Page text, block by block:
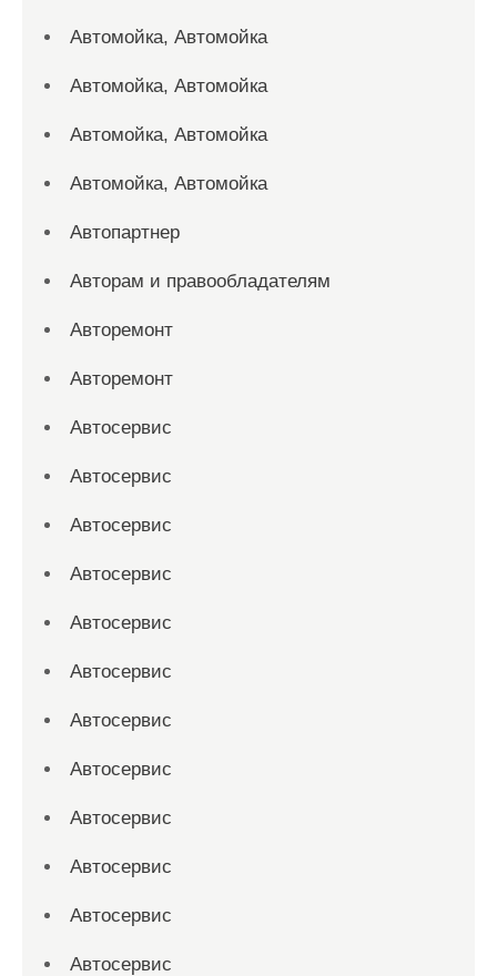
Автомойка, Автомойка
Автомойка, Автомойка
Автомойка, Автомойка
Автомойка, Автомойка
Автопартнер
Авторам и правообладателям
Авторемонт
Авторемонт
Автосервис
Автосервис
Автосервис
Автосервис
Автосервис
Автосервис
Автосервис
Автосервис
Автосервис
Автосервис
Автосервис
Автосервис